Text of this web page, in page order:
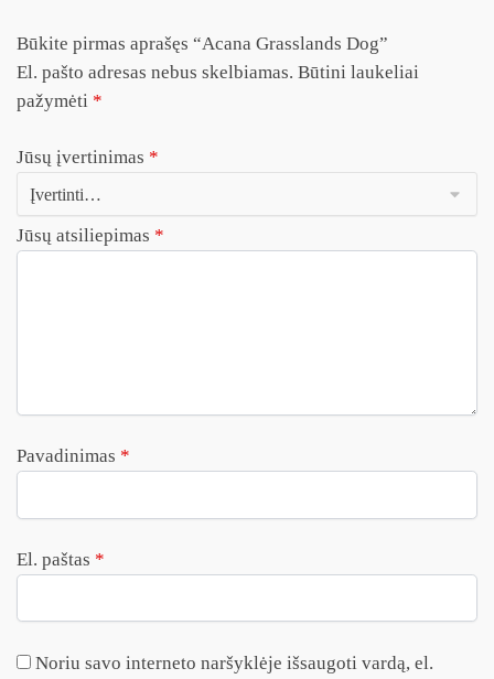
Būkite pirmas aprašęs “Acana Grasslands Dog”
El. pašto adresas nebus skelbiamas. Būtini laukeliai
pažymėti *
Jūsų įvertinimas *
Jūsų atsiliepimas *
Pavadinimas *
El. paštas *
Noriu savo interneto naršyklėje išsaugoti vardą, el.